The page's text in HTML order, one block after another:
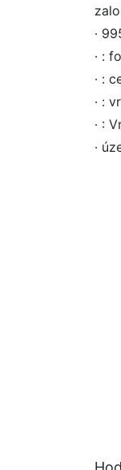
·
· :
· :
· :
· :
·